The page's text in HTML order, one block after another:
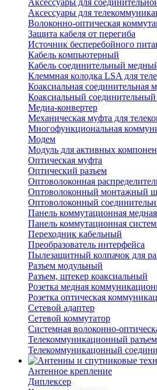
Аксессуары для
Аксессуары для
Волоконно-оптическая
Защита кабеля от перегиба
Источник бесперебойного
Кабель компьютерный
Кабель соединительный
Клеммная колодка LSA для
Коаксиальная соединительная
Коаксиальный соединительный
Медиа-конвертер
Механическая муфта для
Многофункциональная
Модем
Модуль для активных
Оптическая муфта
Оптический разъем
Оптоволоконная
Оптоволоконный монтажный
Оптоволоконный
Панель коммутационная медная
Панель коммутационная
Переходник кабельный
Преобразователь интерфейса
Пылезащитный колпачок для
Разъем модульный
Разъем, штекер коаксиальный
Розетка медная
Розетка оптическая
Сетевой адаптер
Сетевой коммутатор
Системная волоконно-
Телекоммуникационный разъем
Телекоммуникацонный
Антенное крепление
Диплексер